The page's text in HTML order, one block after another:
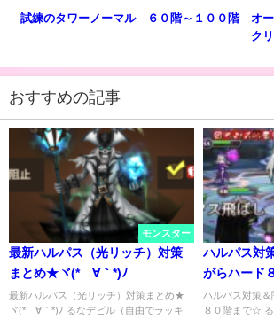
試練のタワーノーマル ６０階～１００階 オー
ク
おすすめの記事
モンスター
最新ハルパス（光リッチ）対策
まとめ★ヾ(*´∀｀*)ﾉ
最新ハルパス（光リッチ）対策まとめ★
ヾ(*´∀｀*)ﾉ るなデビル（自由でラッキ
ハルパス対
がらハード
ハルパス対策
８０階まで☆